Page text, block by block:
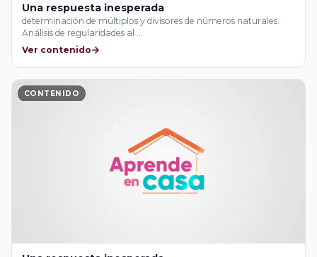
Una respuesta inesperada
determinación de múltiplos y divisores de números naturales.
Análisis de regularidades al …
Ver contenido
CONTENIDO